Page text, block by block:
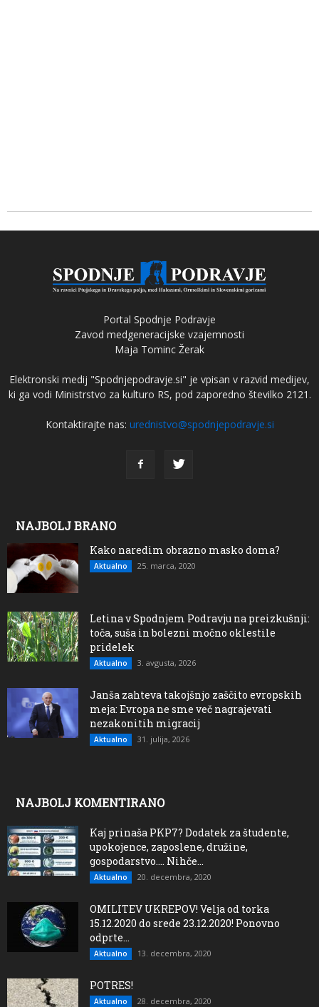
Portal Spodnje Podravje
Zavod medgeneracijske vzajemnosti
Maja Tominc Žerak
Elektronski medij "Spodnjepodravje.si" je vpisan v razvid medijev,
ki ga vodi Ministrstvo za kulturo RS, pod zaporedno številko 2121.
Kontaktirajte nas: urednistvo@spodnjepodravje.si
NAJBOLJ BRANO
Kako naredim obrazno masko doma?
Aktualno 25. marca, 2020
Letina v Spodnjem Podravju na preizkušnji:
toča, suša in bolezni močno oklestile
pridelek
Aktualno 3. avgusta, 2026
Janša zahteva takojšnjo zaščito evropskih
meja: Evropa ne sme več nagrajevati
nezakonitih migracij
Aktualno 31. julija, 2026
NAJBOLJ KOMENTIRANO
Kaj prinaša PKP7? Dodatek za študente,
upokojence, zaposlene, družine,
gospodarstvo…. Nihče...
Aktualno 20. decembra, 2020
OMILITEV UKREPOV! Velja od torka
15.12.2020 do srede 23.12.2020! Ponovno
odprte...
Aktualno 13. decembra, 2020
POTRES!
Aktualno 28. decembra, 2020